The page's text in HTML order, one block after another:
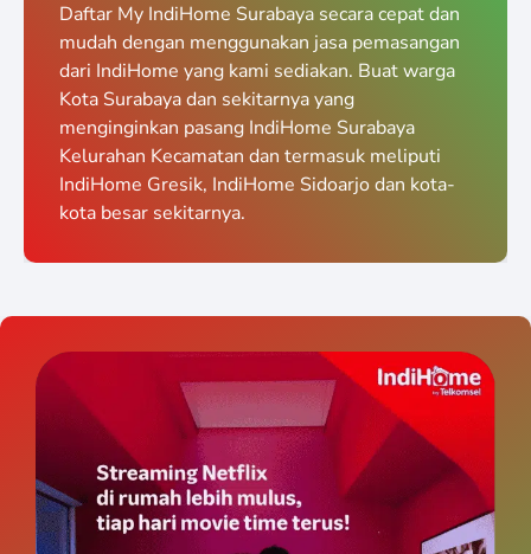
Daftar My IndiHome Surabaya secara cepat dan
mudah dengan menggunakan jasa pemasangan
dari IndiHome yang kami sediakan. Buat warga
Kota Surabaya dan sekitarnya yang
menginginkan pasang IndiHome Surabaya
Kelurahan Kecamatan dan termasuk meliputi
IndiHome Gresik, IndiHome Sidoarjo dan kota-
kota besar sekitarnya.